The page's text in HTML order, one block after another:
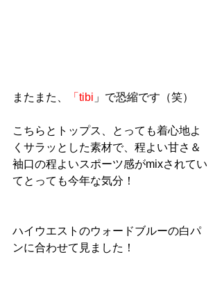
またまた、 「tibi 」で恐縮です（笑）
こちらとトップス、とっても着心地よ
くサラッとした素材で、程よい甘さ＆
袖口の程よいスポーツ感がmixされてい
てとっても今年な気分！
ハイウエストのウォードブルーの白パ
ンに合わせて見ました！